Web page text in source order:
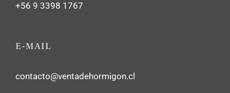
+56 9 3398 1767
E-MAIL
contacto@ventadehormigon.cl